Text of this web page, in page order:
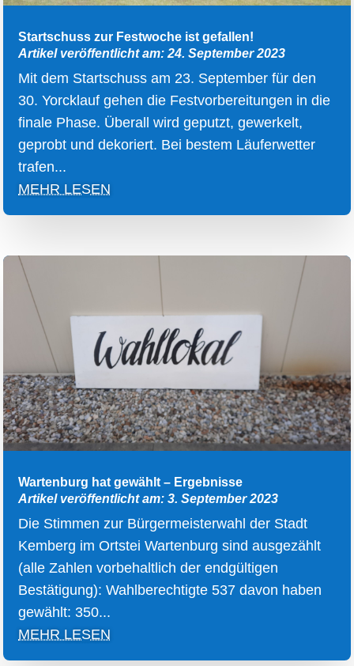
Startschuss zur Festwoche ist gefallen!
Artikel veröffentlicht am: 24. September 2023
Mit dem Startschuss am 23. September für den
30. Yorcklauf gehen die Festvorbereitungen in die
finale Phase. Überall wird geputzt, gewerkelt,
geprobt und dekoriert. Bei bestem Läuferwetter
trafen...
MEHR LESEN
Wartenburg hat gewählt – Ergebnisse
Artikel veröffentlicht am: 3. September 2023
Die Stimmen zur Bürgermeisterwahl der Stadt
Kemberg im Ortstei Wartenburg sind ausgezählt
(alle Zahlen vorbehaltlich der endgültigen
Bestätigung): Wahlberechtigte 537 davon haben
gewählt: 350...
MEHR LESEN